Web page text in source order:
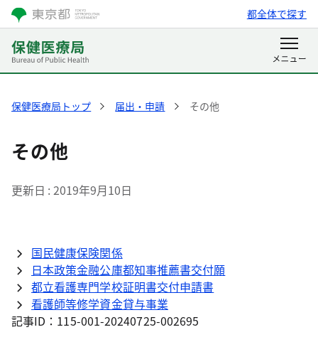
都全体で探す
保健医療局トップ 届出・申請 その他
その他
更新日 2019年9月10日
国民健康保険関係
日本政策金融公庫都知事推薦書交付願
都立看護専門学校証明書交付申請書
看護師等修学資金貸与事業
記事ID：115-001-20240725-002695